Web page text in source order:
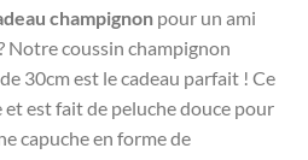
champignon pour un ami
Notre coussin champignon
30cm est le cadeau parfait ! Ce
est fait de peluche douce pour
capuche en forme de